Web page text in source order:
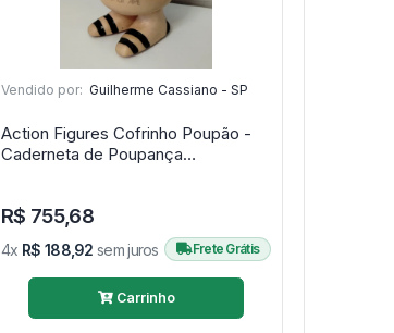
Vendido por: Guilherme Cassiano - SP
Action Figures Cofrinho Poupão -
Caderneta de Poupança
R$ 755,68
4x R$ 188,92 sem juros Frete Grátis
Carrinho